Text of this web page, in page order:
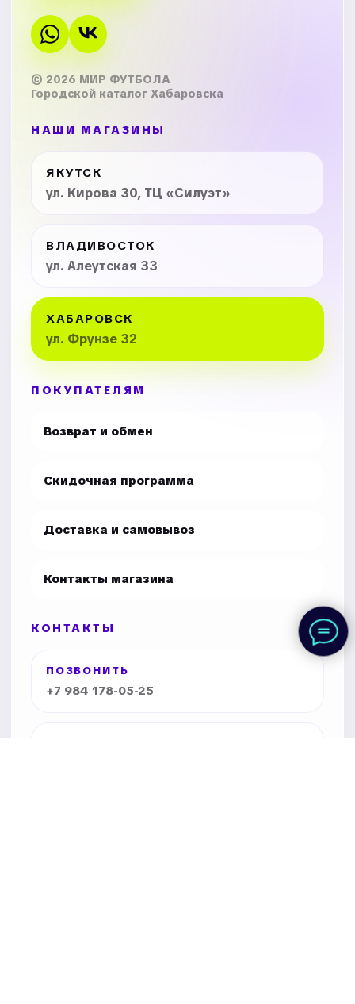
© 2026 МИР ФУТБОЛА
Городской каталог Хабаровска
НАШИ МАГАЗИНЫ
ЯКУТСК
ул. Кирова 30, ТЦ «Силуэт»
ВЛАДИВОСТОК
ул. Алеутская 33
ХАБАРОВСК
ул. Фрунзе 32
ПОКУПАТЕЛЯМ
Возврат и обмен
Скидочная программа
Доставка и самовывоз
Контакты магазина
КОНТАКТЫ
ПОЗВОНИТЬ
+7 984 178-05-25